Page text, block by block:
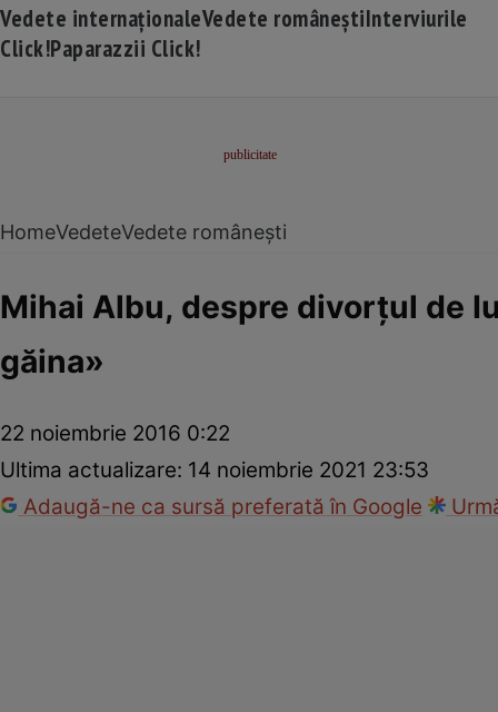
Vedete internaționaleVedete româneștiInterviurile
Click!Paparazzii Click!
HomeVedeteVedete românești
Mihai Albu, despre divorțul de
găina»
22 noiembrie 2016 0:22
Ultima actualizare: 14 noiembrie 2021 23:53
Adaugă-ne ca sursă preferată în Google